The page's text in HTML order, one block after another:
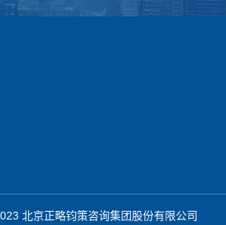
北京正略钧策咨询集团股份有限公司